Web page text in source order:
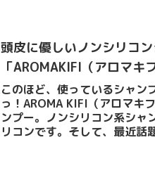
頭皮に優しいノンシリコ
「AROMAKIFI（アロマキ
このほど、使っているシャン
っ！AROMA KIFI（アロマキ
ンプー。ノンシリコン系シャ
リコンです。そして、最近話